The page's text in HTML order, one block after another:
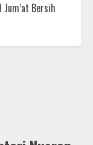
Jum’at Bersih